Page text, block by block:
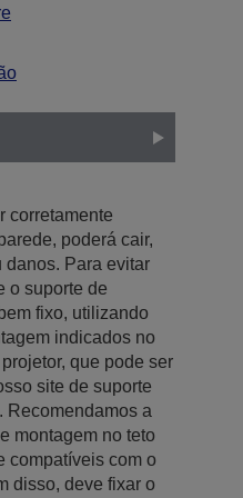
corretamente
poderá cair,
danos. Para evitar
o suporte de
fixo, utilizando
indicados no
que pode ser
site de suporte
Recomendamos a
montagem no teto
compatíveis com o
disso, deve fixar o